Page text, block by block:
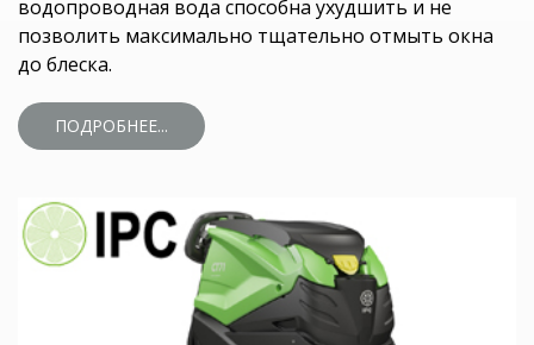
водопроводная вода способна ухудшить и не
позволить максимально тщательно отмыть окна
до блеска.
ПОДРОБНЕЕ...